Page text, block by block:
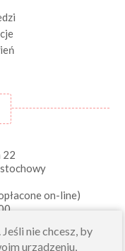
22
on-line)
nie chcesz, by
urządzeniu,